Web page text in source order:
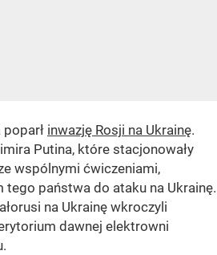
inwazję Rosji na Ukrainę.
Putina, które stacjonowały
wspólnymi ćwiczeniami,
tego państwa do ataku na Ukrainę.
na Ukrainę wkroczyli
dawnej elektrowni